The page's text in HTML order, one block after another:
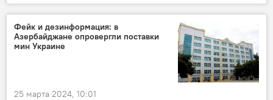
Общество
искусство
Культурное наследие
келагаи
Конкурс
Фейк и дезинформация: в
Азербайджане опровергли поставки
мин Украине
25 марта 2024, 10:01